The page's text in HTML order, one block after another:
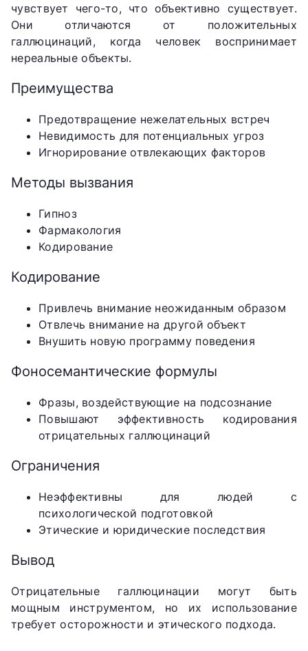
чувствует чего-то, что объективно существует.
Они отличаются от положительных
галлюцинаций, когда человек воспринимает
нереальные объекты.
Преимущества
Предотвращение нежелательных встреч
Невидимость для потенциальных угроз
Игнорирование отвлекающих факторов
Методы вызвания
Гипноз
Фармакология
Кодирование
Кодирование
Привлечь внимание неожиданным образом
Отвлечь внимание на другой объект
Внушить новую программу поведения
Фоносемантические формулы
Фразы, воздействующие на подсознание
Повышают эффективность кодирования
отрицательных галлюцинаций
Ограничения
Неэффективны для людей с
психологической подготовкой
Этические и юридические последствия
Вывод
Отрицательные галлюцинации могут быть
мощным инструментом, но их использование
требует осторожности и этического подхода.